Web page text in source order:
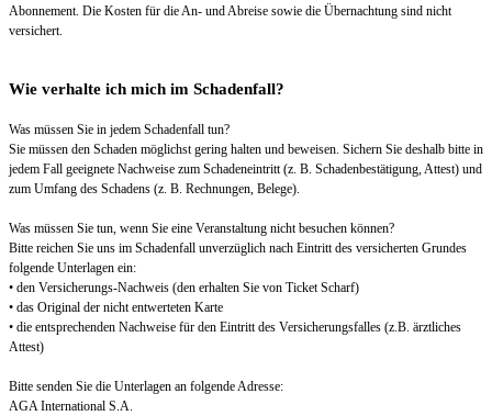
Abonnement. Die Kosten für die An- und Abreise sowie die Übernachtung sind nicht
versichert.
Wie verhalte ich mich im Schadenfall?
Was müssen Sie in jedem Schadenfall tun?
Sie müssen den Schaden möglichst gering halten und beweisen. Sichern Sie deshalb bitte in
jedem Fall geeignete Nachweise zum Schadeneintritt (z. B. Schadenbestätigung, Attest) und
zum Umfang des Schadens (z. B. Rechnungen, Belege).
Was müssen Sie tun, wenn Sie eine Veranstaltung nicht besuchen können?
Bitte reichen Sie uns im Schadenfall unverzüglich nach Eintritt des versicherten Grundes
folgende Unterlagen ein:
• den Versicherungs-Nachweis (den erhalten Sie von Ticket Scharf)
• das Original der nicht entwerteten Karte
• die entsprechenden Nachweise für den Eintritt des Versicherungsfalles (z.B. ärztliches
Attest)
Bitte senden Sie die Unterlagen an folgende Adresse:
AGA International S.A.